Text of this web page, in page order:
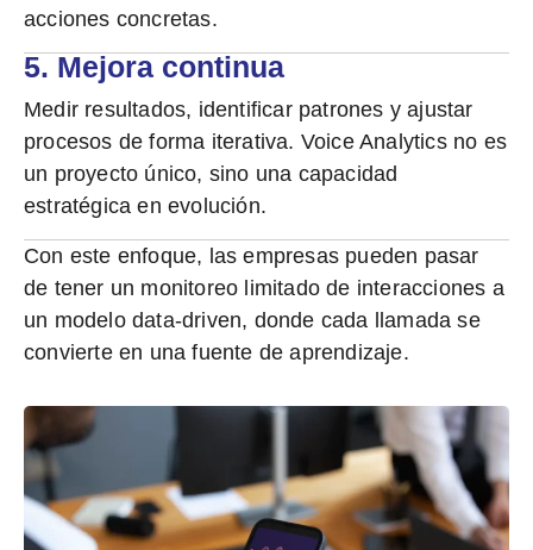
acciones concretas.
5. Mejora continua
Medir resultados, identificar patrones y ajustar
procesos de forma iterativa. Voice Analytics no es
un proyecto único, sino una capacidad
estratégica en evolución.
Con este enfoque, las empresas pueden pasar
de tener un monitoreo limitado de interacciones a
un modelo data-driven, donde cada llamada se
convierte en una fuente de aprendizaje.